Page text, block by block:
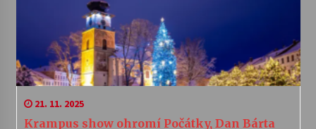
21. 11. 2025
Krampus show ohromí Počátky, Dan Bárta